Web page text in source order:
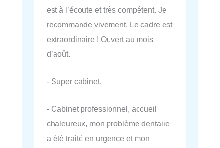
est à l’écoute et très compétent. Je
recommande vivement. Le cadre est
extraordinaire ! Ouvert au mois
d’août.
- Super cabinet.
- Cabinet professionnel, accueil
chaleureux, mon problème dentaire
a été traité en urgence et mon